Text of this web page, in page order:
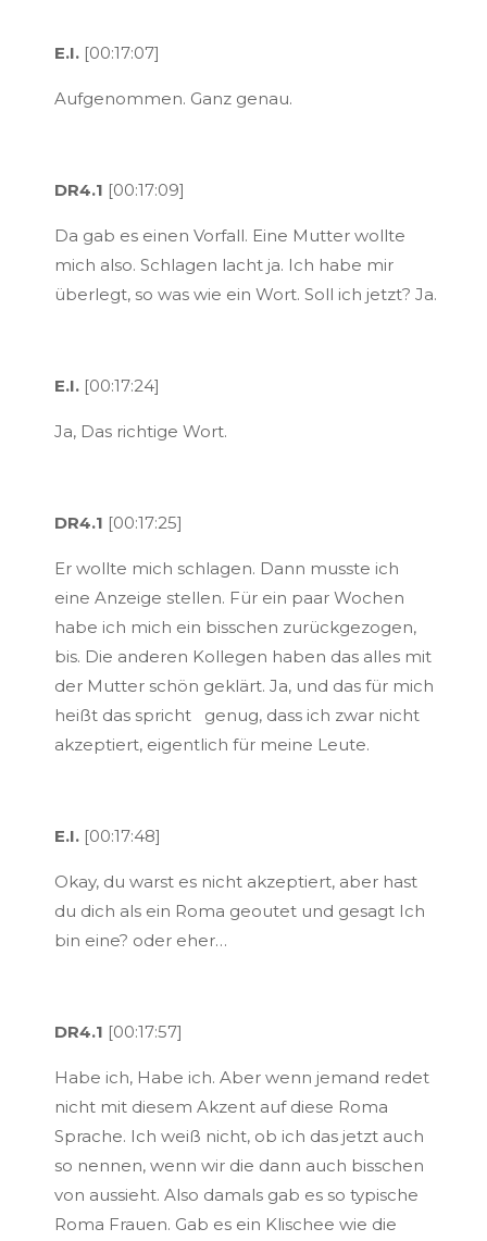
E.I. [00:17:07]
Aufgenommen. Ganz genau.
DR4.1 [00:17:09]
Da gab es einen Vorfall. Eine Mutter wollte
mich also. Schlagen lacht ja. Ich habe mir
überlegt, so was wie ein Wort. Soll ich jetzt? Ja.
E.I. [00:17:24]
Ja, Das richtige Wort.
DR4.1 [00:17:25]
Er wollte mich schlagen. Dann musste ich
eine Anzeige stellen. Für ein paar Wochen
habe ich mich ein bisschen zurückgezogen,
bis. Die anderen Kollegen haben das alles mit
der Mutter schön geklärt. Ja, und das für mich
heißt das spricht genug, dass ich zwar nicht
akzeptiert, eigentlich für meine Leute.
E.I. [00:17:48]
Okay, du warst es nicht akzeptiert, aber hast
du dich als ein Roma geoutet und gesagt Ich
bin eine? oder eher…
DR4.1 [00:17:57]
Habe ich, Habe ich. Aber wenn jemand redet
nicht mit diesem Akzent auf diese Roma
Sprache. Ich weiß nicht, ob ich das jetzt auch
so nennen, wenn wir die dann auch bisschen
von aussieht. Also damals gab es so typische
Roma Frauen. Gab es ein Klischee wie die